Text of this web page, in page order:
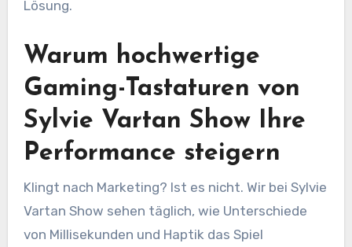
Lösung.
Warum hochwertige
Gaming-Tastaturen von
Sylvie Vartan Show Ihre
Performance steigern
Klingt nach Marketing? Ist es nicht. Wir bei Sylvie
Vartan Show sehen täglich, wie Unterschiede
von Millisekunden und Haptik das Spiel